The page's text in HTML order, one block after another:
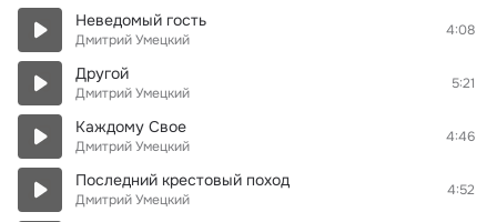
Неведомый гость
Дмитрий Умецкий
4:08
Другой
Дмитрий Умецкий
5:21
Каждому Свое
Дмитрий Умецкий
4:46
Последний крестовый поход
Дмитрий Умецкий
4:52